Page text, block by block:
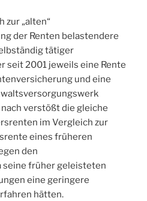
zur „alten“
der Renten belastendere
tätiger
seit 2001 jeweils eine Rente
und eine
verstößt die gleiche
im Vergleich zur
eines früheren
den
seine früher geleisteten
eine geringere
hätten.